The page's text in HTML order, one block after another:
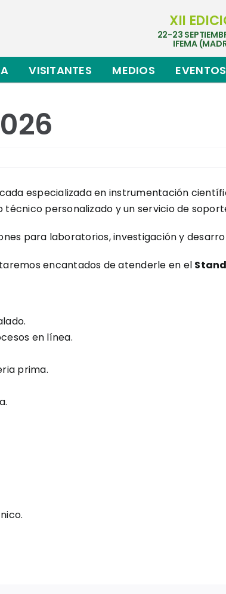
XII
22-23
IFEMA
VISITANTES MEDIOS EVENTOS
especializada en instrumentación
personalizado y un servicio de
para laboratorios, investigación y
encantados de atenderle en el
en línea.
prima.